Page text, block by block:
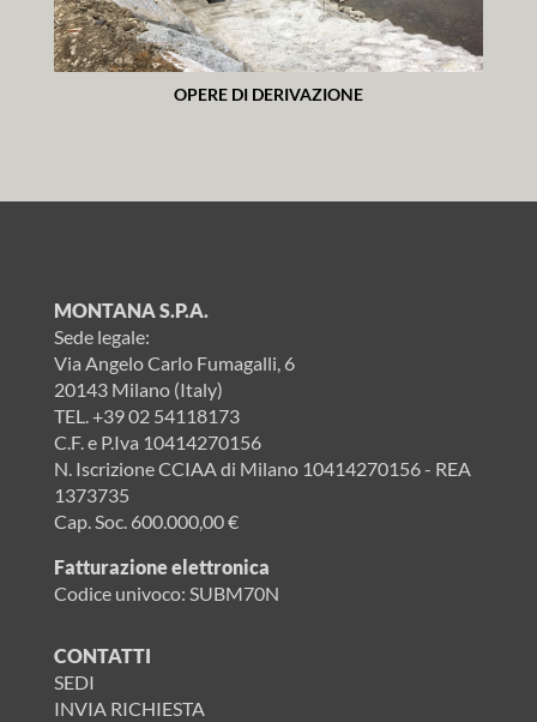
OPERE DI DERIVAZIONE
MONTANA S.P.A.
Sede legale:
Via Angelo Carlo Fumagalli, 6
20143 Milano (Italy)
TEL.+39 02 54118173
C.F. e P.Iva 10414270156
N. Iscrizione CCIAA di Milano 10414270156 - REA
1373735
Cap. Soc. 600.000,00 €
Fatturazione elettronica
Codice univoco: SUBM70N
CONTATTI
SEDI
INVIA RICHIESTA